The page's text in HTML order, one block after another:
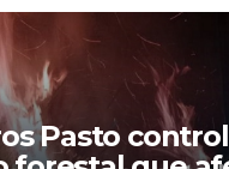
Pasto